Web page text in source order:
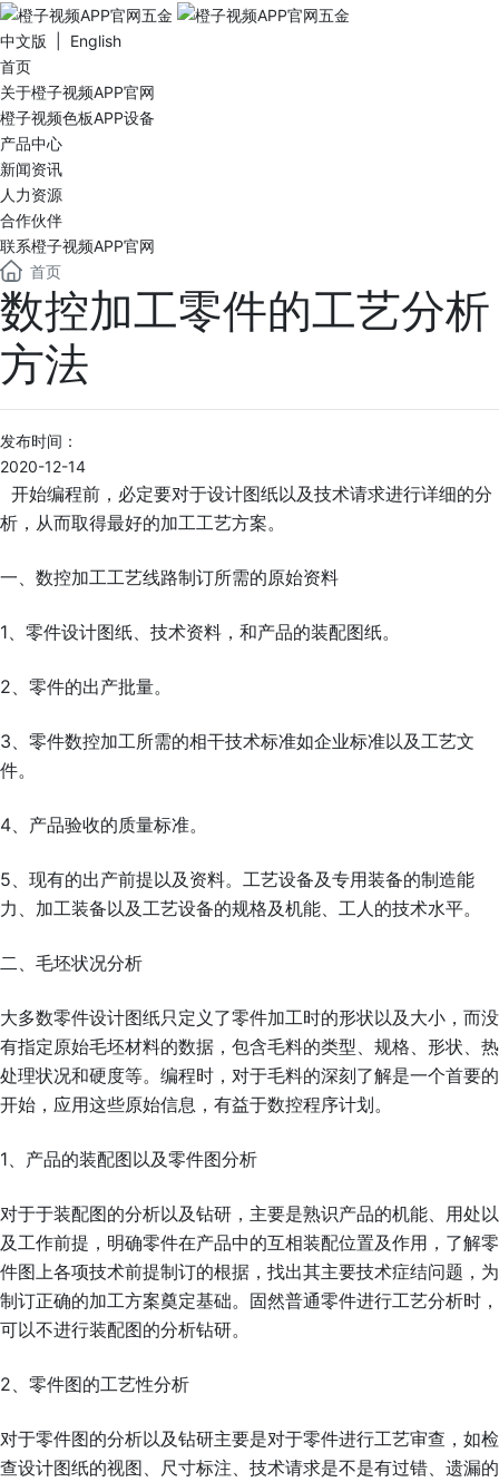
中文版 | English
首页
关于橙子视频APP官网
橙子视频色板APP设备
产品中心
新闻资讯
人力资源
合作伙伴
联系橙子视频APP官网
首页
数控加工零件的工艺分析
方法
发布时间：
2020-12-14
开始编程前，必定要对于设计图纸以及技术请求进行详细的分
析，从而取得最好的加工工艺方案。
一、数控加工工艺线路制订所需的原始资料
1、零件设计图纸、技术资料，和产品的装配图纸。
2、零件的出产批量。
3、零件数控加工所需的相干技术标准如企业标准以及工艺文
件。
4、产品验收的质量标准。
5、现有的出产前提以及资料。工艺设备及专用装备的制造能
力、加工装备以及工艺设备的规格及机能、工人的技术水平。
二、毛坯状况分析
大多数零件设计图纸只定义了零件加工时的形状以及大小，而没
有指定原始毛坯材料的数据，包含毛料的类型、规格、形状、热
处理状况和硬度等。编程时，对于毛料的深刻了解是一个首要的
开始，应用这些原始信息，有益于数控程序计划。
1、产品的装配图以及零件图分析
对于于装配图的分析以及钻研，主要是熟识产品的机能、用处以
及工作前提，明确零件在产品中的互相装配位置及作用，了解零
件图上各项技术前提制订的根据，找出其主要技术症结问题，为
制订正确的加工方案奠定基础。固然普通零件进行工艺分析时，
可以不进行装配图的分析钻研。
2、零件图的工艺性分析
对于零件图的分析以及钻研主要是对于零件进行工艺审查，如检
查设计图纸的视图、尺寸标注、技术请求是不是有过错、遗漏的